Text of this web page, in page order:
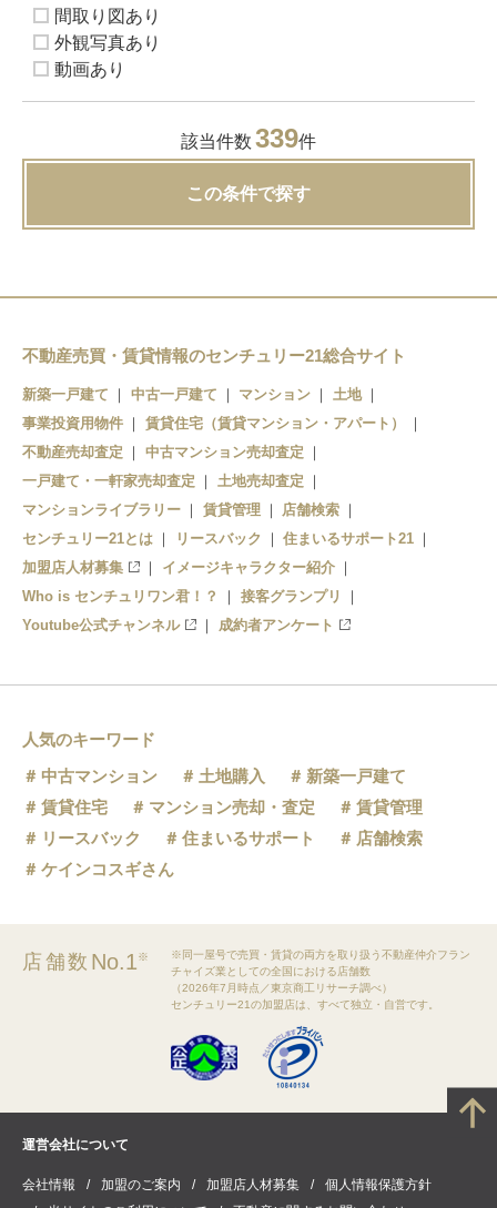
間取り図あり
外観写真あり
動画あり
該当件数 339件
この条件で探す
不動産売買・賃貸情報のセンチュリー21総合サイト
新築一戸建て 中古一戸建て マンション
土地
事業投資用物件
賃貸住宅（賃貸マンション・アパート）
不動産売却査定
中古マンション売却査定
一戸建て・一軒家売却査定
土地売却査定
マンションライブラリー
賃貸管理
店舗検索
センチュリー21とは
リースバック
住まいるサポート21
加盟店人材募集
イメージキャラクター紹介
Who is センチュリワン君！？
接客グランプリ
Youtube公式チャンネル
成約者アンケート
人気のキーワード
中古マンション
土地購入
新築一戸建て
賃貸住宅
マンション売却・査定
賃貸管理
リースバック
住まいるサポート
店舗検索
ケインコスギさん
店舗数 No.1※
※同一屋号で売買・賃貸の両方を取り扱う不動産仲介フラン
チャイズ業としての全国における店舗数
（2026年7月時点／東京商工リサーチ調べ）
センチュリー21の加盟店は、すべて独立・自営です。
運営会社について
会社情報 加盟のご案内 加盟店人材募集
個人情報保護方針